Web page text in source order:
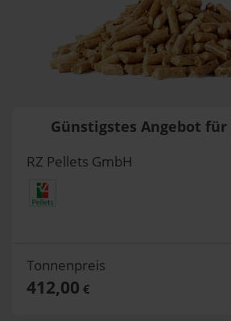
Günstigstes Angebot für
RZ Pellets GmbH
Tonnenpreis
412,00 €